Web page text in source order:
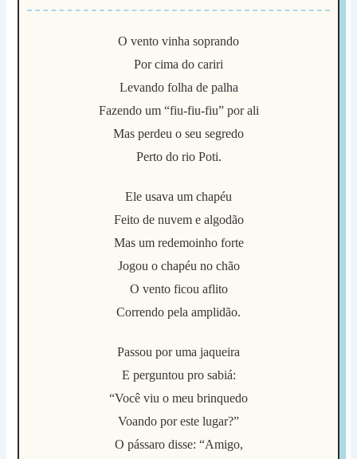
O vento vinha soprando
Por cima do cariri
Levando folha de palha
Fazendo um “fiu-fiu-fiu” por ali
Mas perdeu o seu segredo
Perto do rio Poti.
Ele usava um chapéu
Feito de nuvem e algodão
Mas um redemoinho forte
Jogou o chapéu no chão
O vento ficou aflito
Correndo pela amplidão.
Passou por uma jaqueira
E perguntou pro sabiá:
“Você viu o meu brinquedo
Voando por este lugar?”
O pássaro disse: “Amigo,